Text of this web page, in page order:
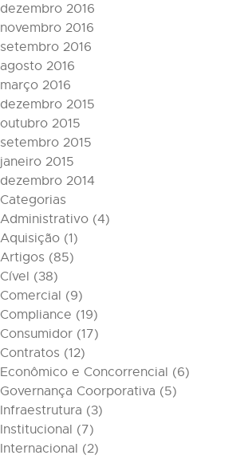
dezembro 2016
novembro 2016
setembro 2016
agosto 2016
março 2016
dezembro 2015
outubro 2015
setembro 2015
janeiro 2015
dezembro 2014
Categorias
Administrativo (4)
Aquisição (1)
Artigos (85)
Cível (38)
Comercial (9)
Compliance (19)
Consumidor (17)
Contratos (12)
Econômico e Concorrencial (6)
Governança Coorporativa (5)
Infraestrutura (3)
Institucional (7)
Internacional (2)